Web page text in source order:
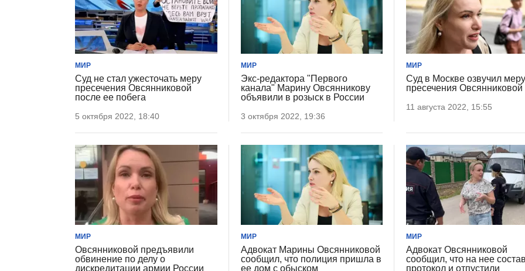
МИР
Суд не стал ужесточать меру
пресечения Овсянниковой
после ее побега
5 октября 2022, 18:40
МИР
Экс-редактора "Первого
канала" Марину Овсянникову
объявили в розыск в России
3 октября 2022, 19:36
МИР
Суд в Москве озвучил
пресечения Овсянниковой
11 августа 2022, 15:55
МИР
Овсянниковой предъявили
обвинение по делу о
дискредитации армии России
МИР
Адвокат Марины Овсянниковой
сообщил, что полиция пришла в
ее дом с обыском
МИР
Адвокат Овсянниковой
сообщил, что на нее
протокол и отпустили